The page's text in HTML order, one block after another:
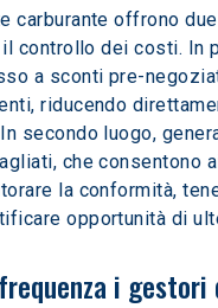
carburante offrono
controllo dei costi. In
a sconti pre-
riducendo
secondo luogo,
che consentono
la conformità,
opportunità di
i